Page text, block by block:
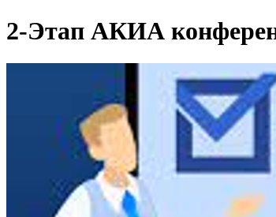
2-Этап АКИА